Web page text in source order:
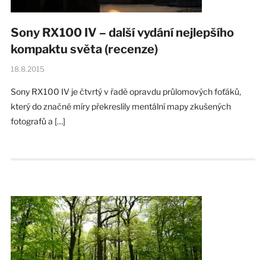
Sony RX100 IV – další vydání nejlepšího
kompaktu světa (recenze)
18.8.2015
Sony RX100 IV je čtvrtý v řadě opravdu průlomových foťáků,
který do značné míry překreslily mentální mapy zkušených
fotografů a […]